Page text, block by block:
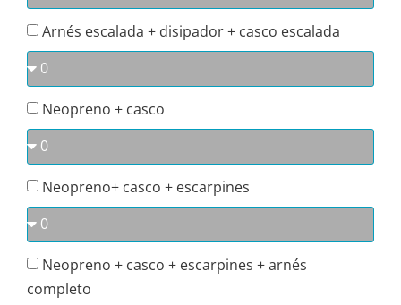
Arnés escalada + disipador + casco escalada
Neopreno + casco
Neopreno+ casco + escarpines
Neopreno + casco + escarpines + arnés
completo